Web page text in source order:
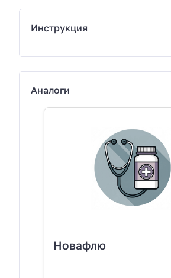
Инструкция
Аналоги
Новафлю